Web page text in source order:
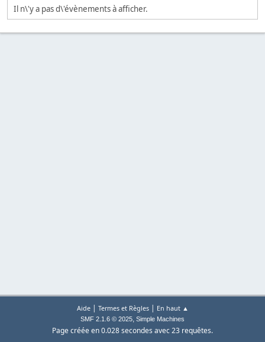
Il n\'y a pas d\'évènements à afficher.
Aide| Termes et Règles| En haut ▲
SMF 2.1.6 © 2025, Simple Machines
Page créée en 0.028 secondes avec 23 requêtes.